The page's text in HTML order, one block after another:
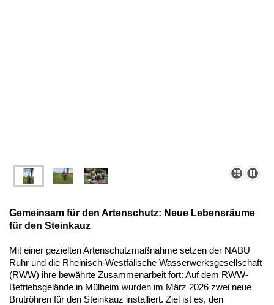
Gemeinsam für den Artenschutz: Neue Lebensräume
für den Steinkauz
Mit einer gezielten Artenschutzmaßnahme setzen der NABU
Ruhr und die Rheinisch-Westfälische Wasserwerksgesellschaft
(RWW) ihre bewährte Zusammenarbeit fort: Auf dem RWW-
Betriebsgelände in Mülheim wurden im März 2026 zwei neue
Brutröhren für den Steinkauz installiert. Ziel ist es, den